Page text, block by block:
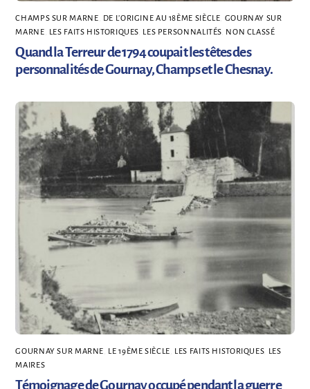
CHAMPS SUR MARNE DE L’ORIGINE AU 18ÈME SIÈCLE GOURNAY SUR
MARNE
LES FAITS HISTORIQUES LES PERSONNALITÉS NON CLASSÉ
Quand la Terreur de 1794 coupait les têtes des
personnalités de Gournay, Champs et le Chesnay.
GOURNAY SUR MARNE LE 19ÈME SIÈCLE LES FAITS HISTORIQUES, LES
MAIRES
Témoignage de Gournay occupé pendant la guerre